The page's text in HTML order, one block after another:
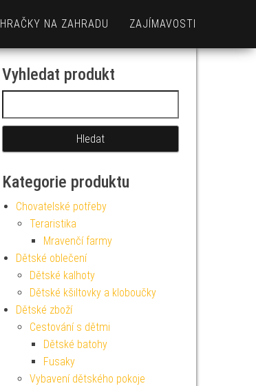
HRAČKY NA ZAHRADU ZAJÍMAVOSTI
Vyhledat produkt
Kategorie produktu
Chovatelské potřeby
Teraristika
Mravenčí farmy
Dětské oblečení
Dětské kalhoty
Dětské kšiltovky a kloboučky
Dětské zboží
Cestování s dětmi
Dětské batohy
Fusaky
Vybavení dětského pokoje